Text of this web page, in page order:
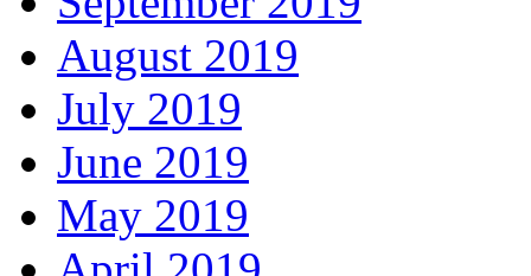
August 2019
July 2019
June 2019
May 2019